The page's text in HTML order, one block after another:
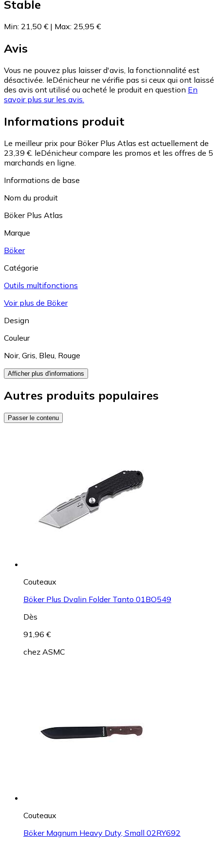
Stable
Min: 21,50 € | Max: 25,95 €
Avis
Vous ne pouvez plus laisser d'avis, la fonctionnalité est
désactivée. leDénicheur ne vérifie pas si ceux qui ont laissé
des avis ont utilisé ou acheté le produit en question En
savoir plus sur les avis.
Informations produit
Le meilleur prix pour Böker Plus Atlas est actuellement de
23,39 €. leDénicheur compare les promos et les offres de 5
marchands en ligne.
Informations de base
Nom du produit
Böker Plus Atlas
Marque
Böker
Catégorie
Outils multifonctions
Voir plus de Böker
Design
Couleur
Noir, Gris Bleu Rouge
Afficher plus d'informations
Autres produits populaires
Passer le contenu
Couteaux
Böker Plus Dvalin Folder Tanto 01BO549
Dès
91,96 €
chez ASMC
Couteaux
Böker Magnum Heavy Duty, Small 02RY692